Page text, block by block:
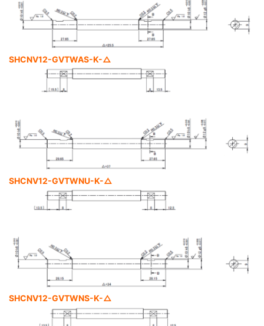
SHCNV12-GVTWAS-K-△
SHCNV12-GVTWNU-K-△
SHCNV12-GVTWNS-K-△